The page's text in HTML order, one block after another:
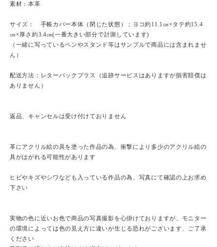
素材：本革
サイズ： 手帳カバー本体（閉じた状態）；ヨコ約11.1㎝×タテ約15.4
㎝×厚さ約3.4㎝(一番大きい部分で計測しています)
（一緒に写っているペンやスタンド等はサンプルで商品には含まれませ
ん）
配送方法：レターパックプラス（追跡サービスはありますが損害賠償は
ありません）
返品、キャンセルは受け付けておりません
革にアクリル絵の具を塗った作品の為、衝撃により多少のアクリル絵の
具がはがれる可能性があります
ヒビやキズやシワなども入っている作品の為、写真にて確認の上お求め
下さい
実物の色に近いお色で商品の写真撮影を心掛けておりますが、モニター
の環境によっては色の見え方に違いが生じる恐れがございます、ご了承
ください